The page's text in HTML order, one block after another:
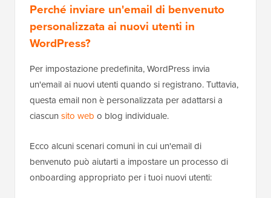
Perché inviare un'email di benvenuto
personalizzata ai nuovi utenti in
WordPress?
Per impostazione predefinita, WordPress invia
un'email ai nuovi utenti quando si registrano. Tuttavia,
questa email non è personalizzata per adattarsi a
ciascun sito web o blog individuale.
Ecco alcuni scenari comuni in cui un'email di
benvenuto può aiutarti a impostare un processo di
onboarding appropriato per i tuoi nuovi utenti: